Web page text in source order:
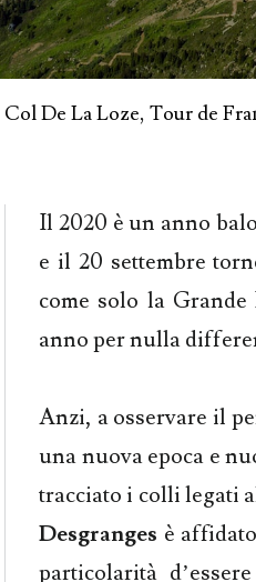
Col De La Loze,Tour de
Il 2020 è un anno
e il 20 settembre
come solo la
anno per nulla
Anzi, a osservare il
una nuova epoca e
tracciato i colli legati
Desgranges è
particolarità